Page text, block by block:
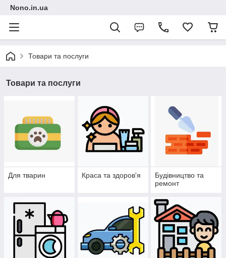
Nono.in.ua
Товари та послуги
Товари та послуги
Для тварин Краса та здоров'я
Будівництво та
ремонт